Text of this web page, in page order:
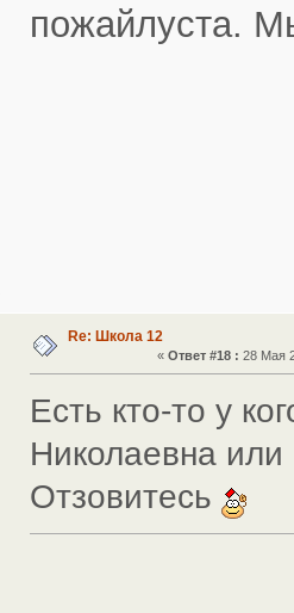
пожайлуста.
Re: Школа 12
«Ответ #18 : 28 Мая
Есть кто-то у
Николаевна
Отзовитесь